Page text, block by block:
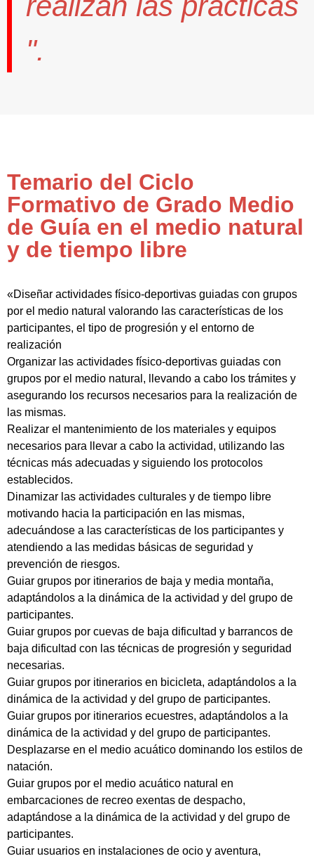
".
Temario del Ciclo
Formativo de Grado Medio
de Guía en el medio natural
y de tiempo libre
«Diseñar actividades físico-deportivas guiadas con grupos
por el medio natural valorando las características de los
participantes, el tipo de progresión y el entorno de
realización
Organizar las actividades físico-deportivas guiadas con
grupos por el medio natural, llevando a cabo los trámites y
asegurando los recursos necesarios para la realización de
las mismas.
Realizar el mantenimiento de los materiales y equipos
necesarios para llevar a cabo la actividad, utilizando las
técnicas más adecuadas y siguiendo los protocolos
establecidos.
Dinamizar las actividades culturales y de tiempo libre
motivando hacia la participación en las mismas,
adecuándose a las características de los participantes y
atendiendo a las medidas básicas de seguridad y
prevención de riesgos.
Guiar grupos por itinerarios de baja y media montaña,
adaptándolos a la dinámica de la actividad y del grupo de
participantes.
Guiar grupos por cuevas de baja dificultad y barrancos de
baja dificultad con las técnicas de progresión y seguridad
necesarias.
Guiar grupos por itinerarios en bicicleta, adaptándolos a la
dinámica de la actividad y del grupo de participantes.
Guiar grupos por itinerarios ecuestres, adaptándolos a la
dinámica de la actividad y del grupo de participantes.
Desplazarse en el medio acuático dominando los estilos de
natación.
Guiar grupos por el medio acuático natural en
embarcaciones de recreo exentas de despacho,
adaptándose a la dinámica de la actividad y del grupo de
participantes.
Guiar usuarios en instalaciones de ocio y aventura,